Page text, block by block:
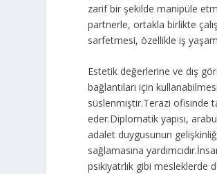
zarif bir şekilde manipüle
partnerle, ortakla birlikte
sarfetmesi, özellikle iş
Estetik değerlerine ve dış
bağlantıları için
süslenmiştir.Terazi ofisinde
eder.Diplomatik yapısı,
adalet duygusunun
sağlamasına
psikiyatrlık gibi mesleklerde